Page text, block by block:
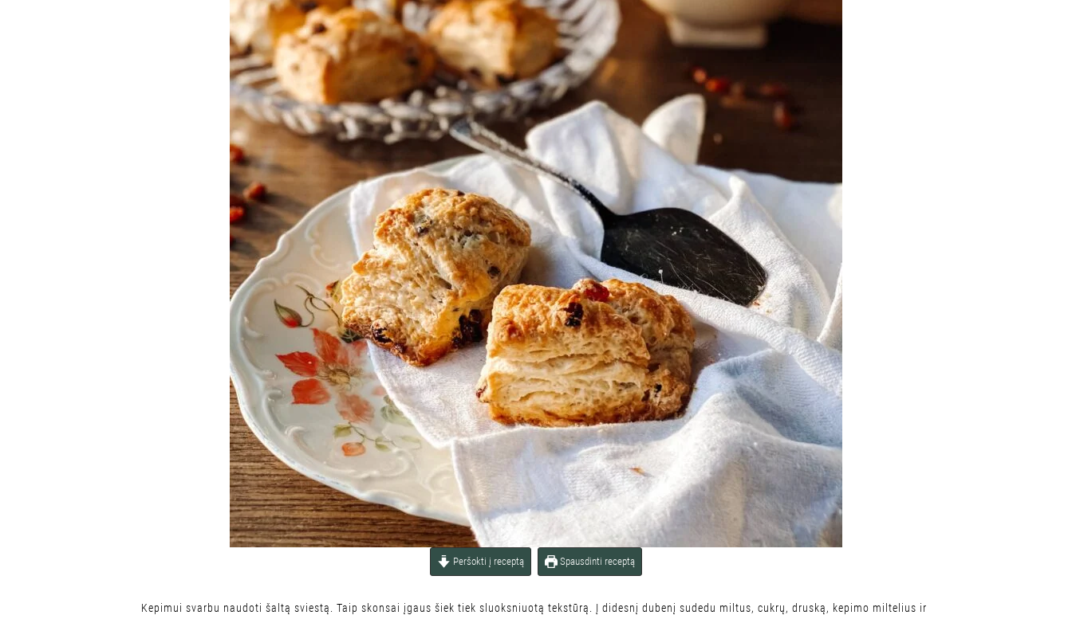
Peršokti į receptą Spausdinti receptą
Kepimui svarbu naudoti šaltą sviestą. Taip skonsai įgaus šiek tiek sluoksniuotą tekstūrą. Į didesnį dubenį sudedu miltus, cukrų, druską, kepimo miltelius ir